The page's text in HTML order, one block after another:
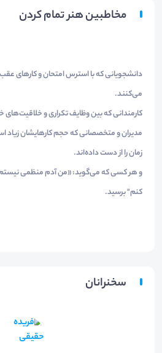
مخاطبین هنر تمام کردن
دانشجویانی که با استرس امتحان و کارهای
می‌کنند.
کارمندانی که بین وظایف تکراری و
مدیران و متخصصانی که حجم کارهایشان
زمان را از دست داده‌اند.
و هر کسی که می‌گوید: «من آدم منظمی نیستم،
کنم" برسید.
سخنرانان